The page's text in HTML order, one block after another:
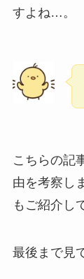
すよね…。
こちらの記
由を考察し
もご紹介し
最後まで見